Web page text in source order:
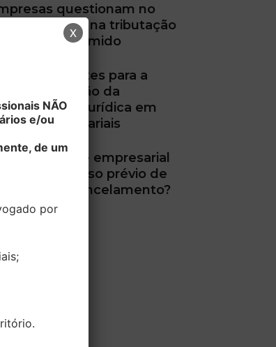
questionam no
mudanças na tributação
Lucro Presumido
define limites para a
da
jurídica em
empresariais
de saúde empresarial
cobrar aviso prévio de
dias para cancelamento?
NÃO
e/ou
de um
por
x